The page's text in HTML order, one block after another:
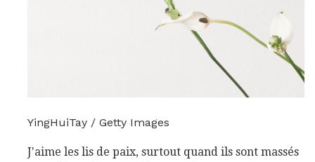
YingHuiTay / Getty Images
J'aime les lis de paix, surtout quand ils sont massés